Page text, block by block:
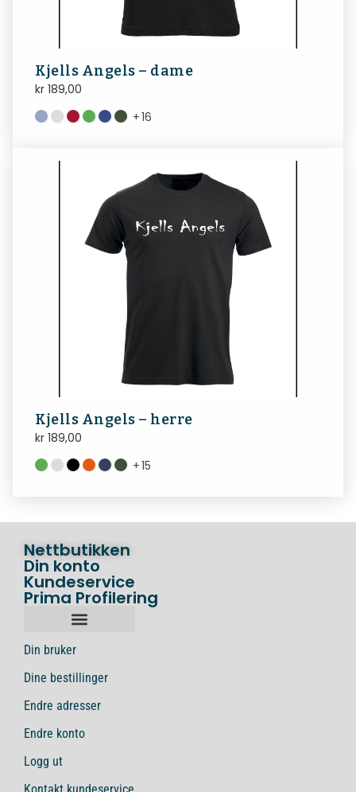
Kjells Angels – dame
kr 189,00
+16
Kjells Angels – herre
kr 189,00
+15
Nettbutikken
Din konto
Kundeservice
Prima Profilering
Din bruker
Dine bestillinger
Endre adresser
Endre konto
Logg ut